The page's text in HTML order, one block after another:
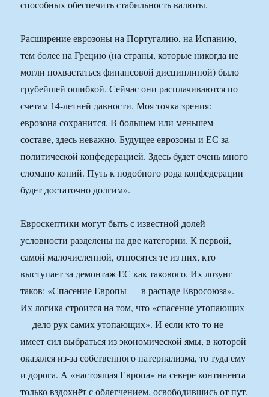
способных обеспечить стабильность валюты.
Расширение еврозоны на Португалию, на Испанию,
тем более на Грецию (на страны, которые никогда не
могли похвастаться финансовой дисциплиной) было
грубейшей ошибкой. Сейчас они расплачиваются по
счетам 14-летней давности. Моя точка зрения:
еврозона сохранится. В большем или меньшем
составе, здесь неважно. Будущее еврозоны и ЕС за
политической конфедерацией. Здесь будет очень много
сломано копий. Путь к подобного рода конфедерации
будет достаточно долгим».
Евроскептики могут быть с известной долей
условности разделены на две категории. К первой,
самой малочисленной, относятся те из них, кто
выступает за демонтаж ЕС как такового. Их лозунг
таков: «Спасение Европы — в распаде Евросоюза».
Их логика строится на том, что «спасение утопающих
— дело рук самих утопающих». И если кто-то не
имеет сил выбраться из экономической ямы, в которой
оказался из-за собственного патернализма, то туда ему
и дорога. А «настоящая Европа» на севере континента
только вздохнёт с облегчением, освободившись от пут.